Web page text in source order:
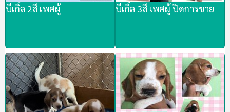
บีเกิ้ล 2สี เพศผู้ บีเกิ้ล 3สี เพศผู้ ปิดการขาย